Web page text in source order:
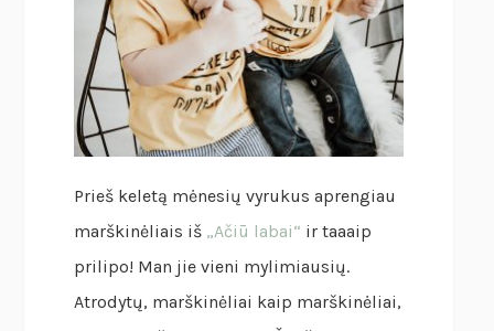
Prieš keletą mėnesių vyrukus aprengiau
marškinėliais iš „Ačiū labai“ ir taaaip
prilipo! Man jie vieni mylimiausių.
Atrodytų, marškinėliai kaip marškinėliai,